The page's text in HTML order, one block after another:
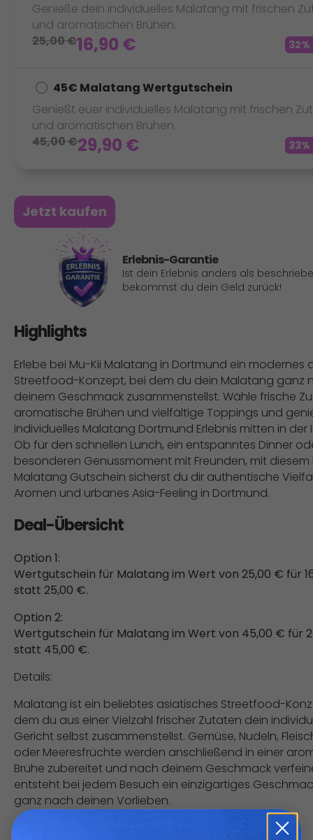
Genieße dein individuelles Malatang mit frischen
und aromatischen Brühen.
25,00€16,90 €
45€ Malatang Wertgutschein
Genießt euer individuelles Malatang mit frischen
und aromatischen Brühen.
45,00€29,90 €
Jetzt kaufen
Erlebnis-Garantie
Ist dein Erlebnis anders als
bekommst du dein Geld zurück!
Highlights
Erlebe bei Mu-Kii Malatang in Dortmund ein modernes
Streetfood-Konzept, bei dem du dein Malatang ganz
deinem Geschmack zusammenstellst. Wähle frische
aromatische Brühen und vielfältige Toppings und
individuelles Malatang Dortmund Erlebnis mitten in der
Ob für den schnellen Lunch, ein entspanntes Dinner
besonderen Genussmoment mit Freunden, mit diesem
Malatang Gutschein sicherst du dir authentische
Aromen und urbanes Asia-Feeling in Dortmund.
Deal-Übersicht
Option 1:
Wertgutschein für Malatang im Wert von 25,00 € für
statt 25,00 €.
Option 2:
Wertgutschein für Malatang im Wert von 45,00 € für
statt 45,00 €.
Details:
Malatang ist ein beliebtes asiatisches Streetfood-
dem du aus einer Vielzahl frischer Zutaten dein
Gericht selbst zusammenstellst. Gemüse, Nudeln,
oder Meeresfrüchte werden anschließend in einer
Brühe zubereitet und nach deinem Geschmack
entsteht bei jedem Besuch ein einzigartiges
ganz nach deinen Vorlieben.
Brühen Auswahl aus: Hühnerbrühe, Tomatenbrühe,